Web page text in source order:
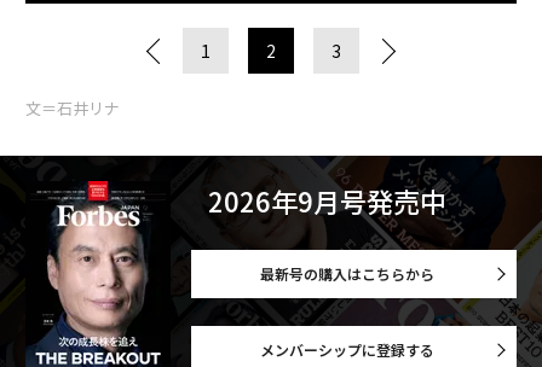
1 2 3
文＝石井リナ
2026年9月号発売中
最新号の購入はこちらから
メンバーシップに登録する